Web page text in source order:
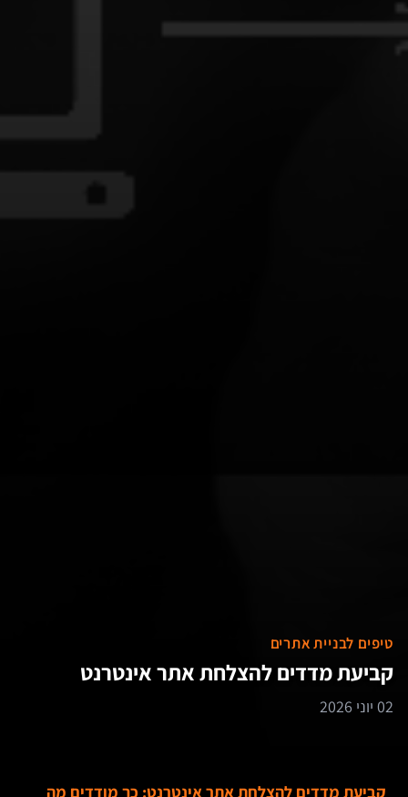
טיפים לבניית אתרים
קביעת מדדים להצלחת אתר אינטרנט
02 יוני 2026
קביעת מדדים להצלחת אתר אינטרנט: כך מודדים מה